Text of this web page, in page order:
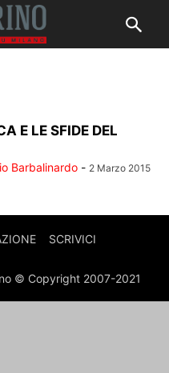
E LE SFIDE DEL
Barbalinardo - 2 Marzo 2015
SCRIVICI
© Copyright 2007-2021